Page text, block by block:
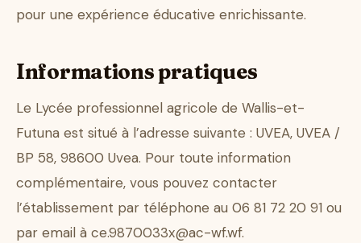
pour une expérience éducative enrichissante.
Informations pratiques
Le Lycée professionnel agricole de Wallis-et-
Futuna est situé à l’adresse suivante : UVEA, UVEA /
BP 58, 98600 Uvea. Pour toute information
complémentaire, vous pouvez contacter
l’établissement par téléphone au 06 81 72 20 91 ou
par email à ce.9870033x@ac-wf.wf.